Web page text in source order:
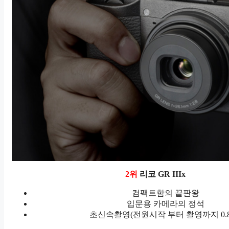
2위 리코 GR IIIx
컴팩트함의 끝판왕
입문용 카메라의 정석
초신속촬영(전원시작 부터 촬영까지